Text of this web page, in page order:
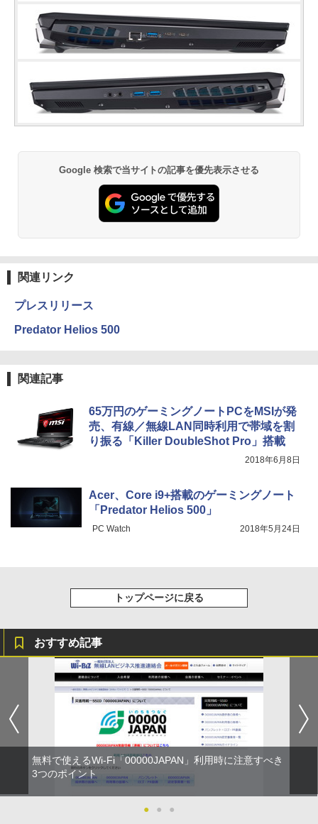
Google 検索で当サイトの記事を優先表示させる
関連リンク
プレスリリース
Predator Helios 500
関連記事
65万円のゲーミングノートPCをMSIが発
売、有線／無線LAN同時利用で帯域を割
り振る「Killer DoubleShot Pro」搭載
2018年6月8日
Acer、Core i9+搭載のゲーミングノート
「Predator Helios 500」
PC Watch 2018年5月24日
トップページに戻る
おすすめ記事
無料で使えるWi-Fi「00000JAPAN」利用時に注意すべき
3つのポイント
● ● ●